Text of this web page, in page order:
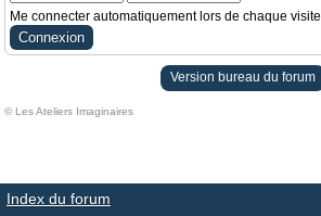
Me connecter automatiquement lors de chaque visite
Version bureau du forum
© Les Ateliers Imaginaires
Index du forum